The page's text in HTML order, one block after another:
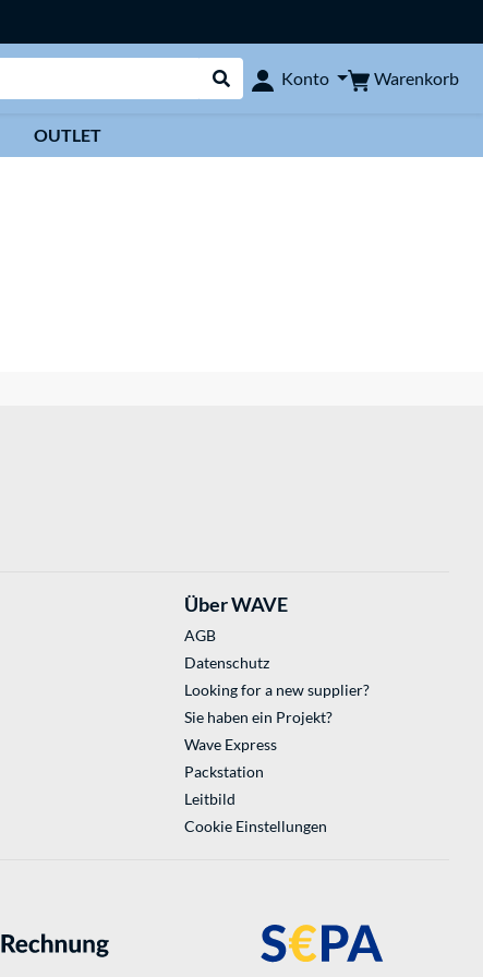
Suche durchführen
Konto Warenkorb
OUTLET
Über WAVE
AGB
Datenschutz
Looking for a new supplier?
Sie haben ein Projekt?
Wave Express
Packstation
Leitbild
Cookie Einstellungen